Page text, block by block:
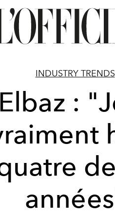
INDUSTRY TRENDS
: